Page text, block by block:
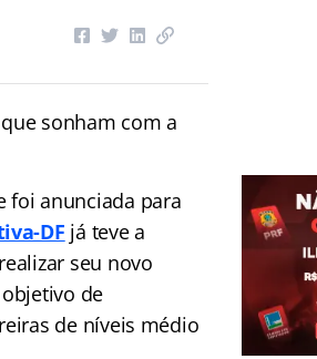
sonham com a
foi anunciada para
DF já teve a
seu novo
de
de níveis médio